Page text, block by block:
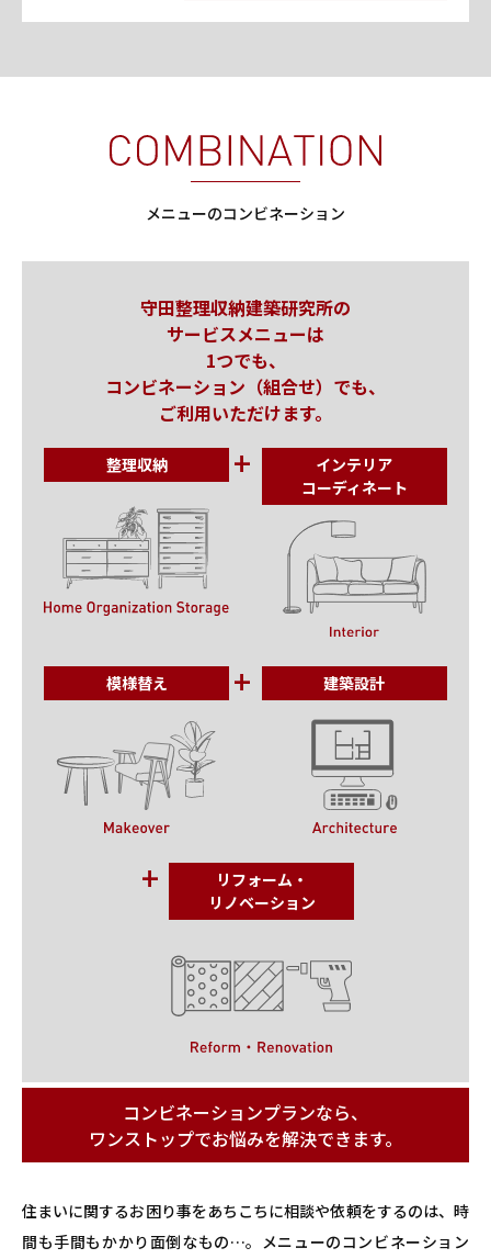
メニューのコンビネーション
守田整理収納建築研究所の
サービスメニューは
1つでも、
コンビネーション（組合せ）でも、
ご利用いただけます。
整理収納
インテリア
コーディネート
模様替え 建築設計
リフォーム・
リノベーション
コンビネーションプランなら、
ワンストップでお悩みを解決できます。
住まいに関するお困り事をあちこちに相談や依頼をするのは、時
間も手間もかかり面倒なもの…。 メニューのコンビネーション